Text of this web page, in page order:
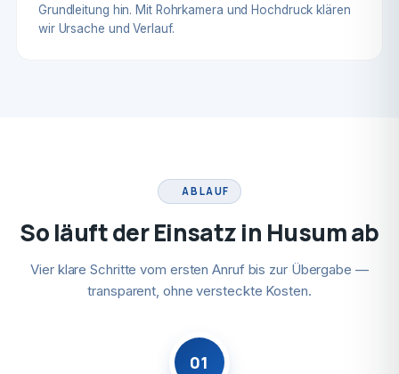
Grundleitung hin. Mit Rohrkamera und Hochdruck klären
wir Ursache und Verlauf.
ABLAUF
So läuft der Einsatz in Husum ab
Vier klare Schritte vom ersten Anruf bis zur Übergabe —
transparent, ohne versteckte Kosten.
01